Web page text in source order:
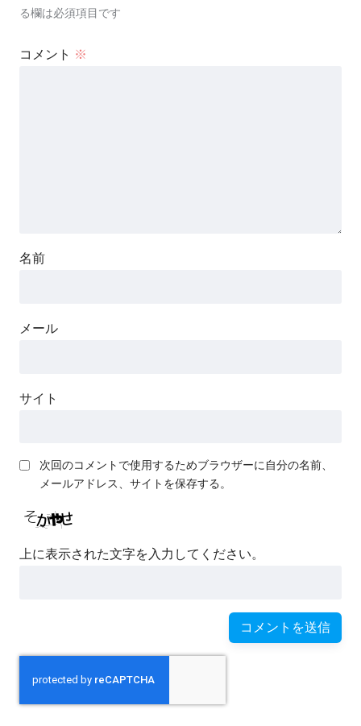
る欄は必須項目です
コメント ※
名前
メール
サイト
次回のコメントで使用するためブラウザーに自分の名前、
メールアドレス、サイトを保存する。
上に表示された文字を入力してください。